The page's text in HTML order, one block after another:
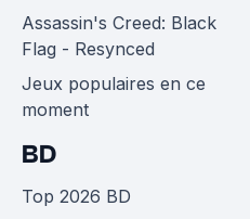
Assassin's Creed: Black
Flag - Resynced
Jeux populaires en ce
moment
BD
Top 2026 BD